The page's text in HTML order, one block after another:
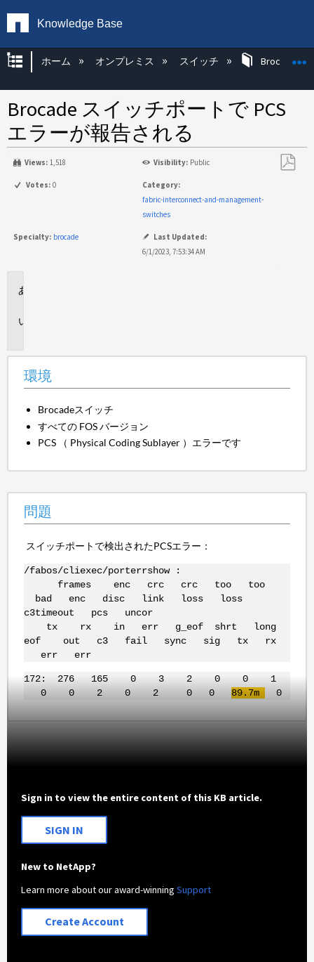
Knowledge Base
グローバル階層を展開/折りたたむ
ホーム オンプレミス スイッチ Brocade KB
Brocade スイッチポートで PCS
エラーが報告される
Views: 1,518 Visibility: Public
Votes: 0
Category:
fabric-interconnect-and-management-
switches
Specialty: brocade
Last Updated:
6/1/2023, 7:53:34 AM
環境
Brocadeスイッチ
すべての FOS バージョン
PCS （ Physical Coding Sublayer ）エラーです
問題
スイッチポートで検出されたPCSエラー：
/fabos/cliexec/porterrshow :
frames enc crc crc too too
bad enc disc link loss loss
c3timeout pcs uncor
tx rx in err g_eof shrt long
eof out c3 fail sync sig tx rx
err err
172: 276 165 0 3 2 0 0 1
0 0 2 0 2 0 0 89.7m 0
Sign in to view the entire content of this KB article.
SIGN IN
New to NetApp?
Learn more about our award-winningSupport
Create Account